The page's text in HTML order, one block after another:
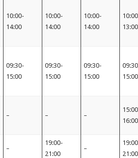
10:00-
14:00
10:00-
14:00
10:00-
14:00
13:00
09:30-
15:00
09:30-
15:00
09:30-
15:00
15:00
– – –
16:00
–
19:00-
21:00
–
21:00